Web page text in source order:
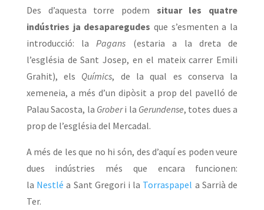
Des d’aquesta torre podem situar les quatre
indústries ja desaparegudes que s’esmenten a la
introducció: laPagans (estaria a la dreta de
l’església de Sant Josep, en el mateix carrer Emili
Grahit), els Químics, de la qual es conserva la
xemeneia, a més d’un dipòsit a prop del pavelló de
Palau Sacosta, la Groberi la Gerundense, totes dues a
prop de l’església del Mercadal.
A més de les que no hi són, des d’aquí es poden veure
dues indústries més que encara funcionen:
la Nestlé a Sant Gregori i la Torraspapel a Sarrià de
Ter.